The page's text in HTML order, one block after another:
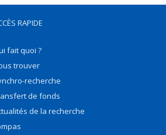
RAPIDE
fait quoi ?
trouver
recherche
de fonds
de la recherche